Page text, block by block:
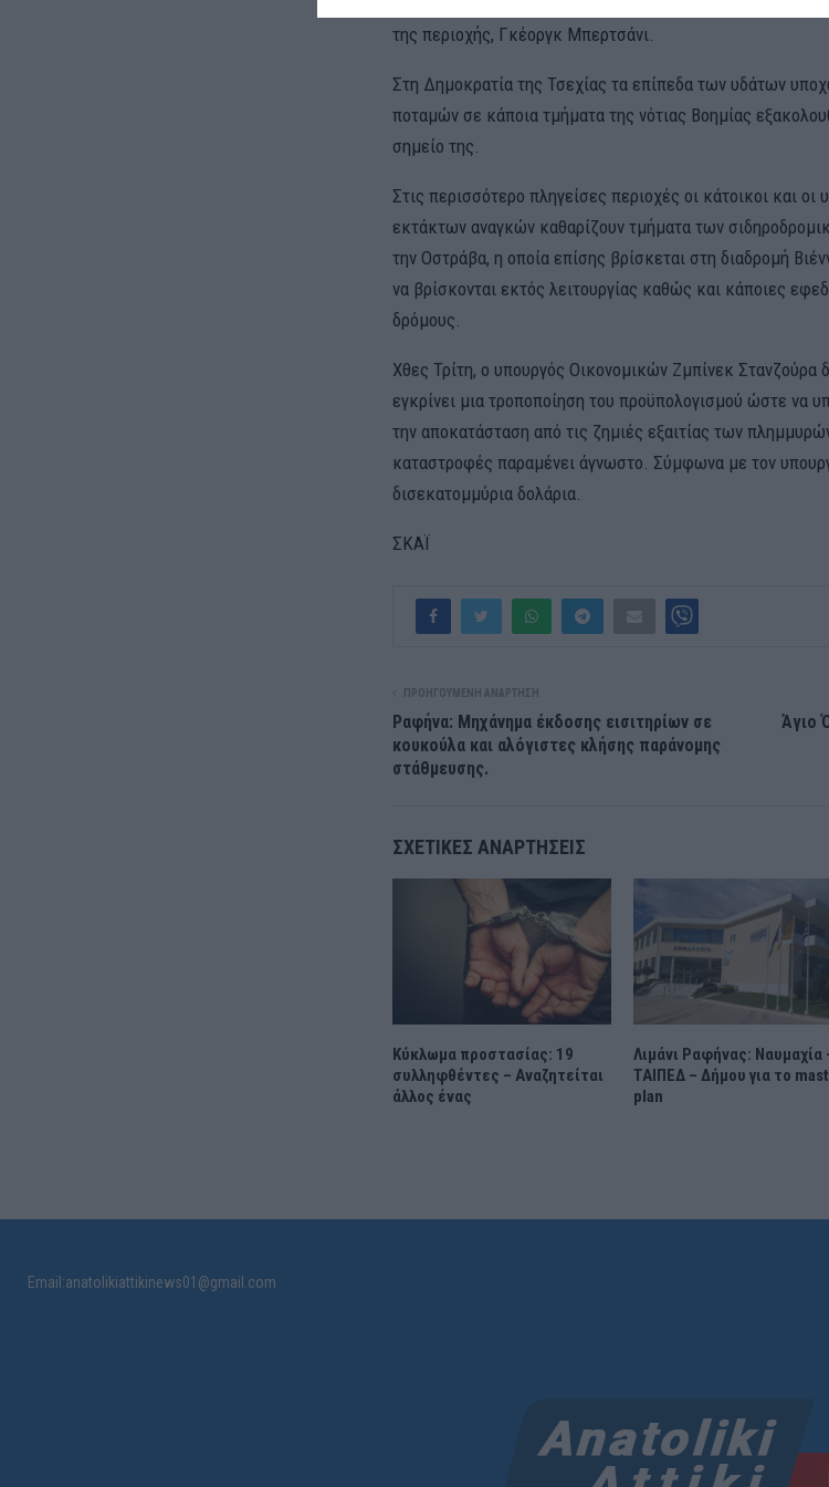
της περιοχής, Γκέοργκ Μπερτσάνι.
Στη Δημοκρατία της Τσεχίας τα επίπεδα των υδάτων
ποταμών σε κάποια τμήματα της νότιας Βοημίας
σημείο της.
Στις περισσότερο πληγείσες περιοχές οι κάτοικοι και οι
εκτάκτων αναγκών καθαρίζουν τμήματα των
την Οστράβα, η οποία επίσης βρίσκεται στη διαδρομή
να βρίσκονται εκτός λειτουργίας καθώς και κάποιες
δρόμους.
Χθες Τρίτη, ο υπουργός Οικονομικών Ζμπίνεκ Στανζούρα
εγκρίνει μια τροποποίηση του προϋπολογισμού ώστε να
την αποκατάσταση από τις ζημιές εξαιτίας των
καταστροφές παραμένει άγνωστο. Σύμφωνα με τον
δισεκατομμύρια δολάρια.
ΣΚΑΪ
ΠΡΟΗΓΟΎΜΕΝΗ ΑΝΆΡΤΗΣΗ
Ραφήνα: Μηχάνημα έκδοσης εισιτηρίων σε
κουκούλα και αλόγιστες κλήσης παράνομης
στάθμευσης.
Άγιο
ΣΧΕΤΙΚΈΣ ΑΝΑΡΤΉΣΕΙΣ
Κύκλωμα προστασίας: 19
συλληφθέντες – Αναζητείται
άλλος ένας
Λιμάνι Ραφήνας: Ναυμαχία
ΤΑΙΠΕΔ – Δήμου για το
plan
Email:anatolikiattikinews01@gmail.com